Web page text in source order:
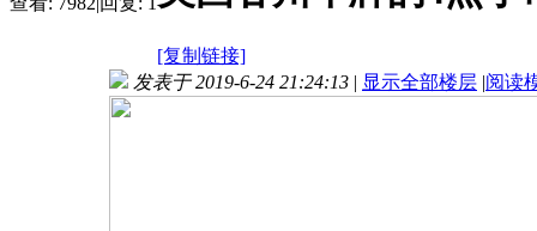
[复制链接]
发表于 2019-6-24 21:24:13 | 显示全部楼层 |阅读